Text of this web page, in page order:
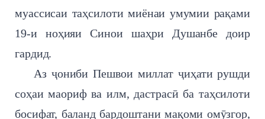
муассисаи таҳсилоти миёнаи умумии рақами
19-и ноҳияи Синои шаҳри Душанбе доир
гардид.
Аз ҷониби Пешвои миллат ҷиҳати рушди
соҳаи маориф ва илм, дастрасӣ ба таҳсилоти
босифат, баланд бардоштани мақоми омӯзгор,